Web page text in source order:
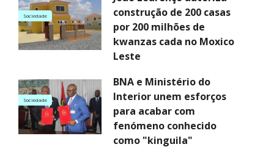
Sociedade
construção de 200 casas
por 200 milhões de
kwanzas cada no Moxico
Leste
Sociedade
BNA e Ministério do
Interior unem esforços
para acabar com
fenómeno conhecido
como "kinguila"